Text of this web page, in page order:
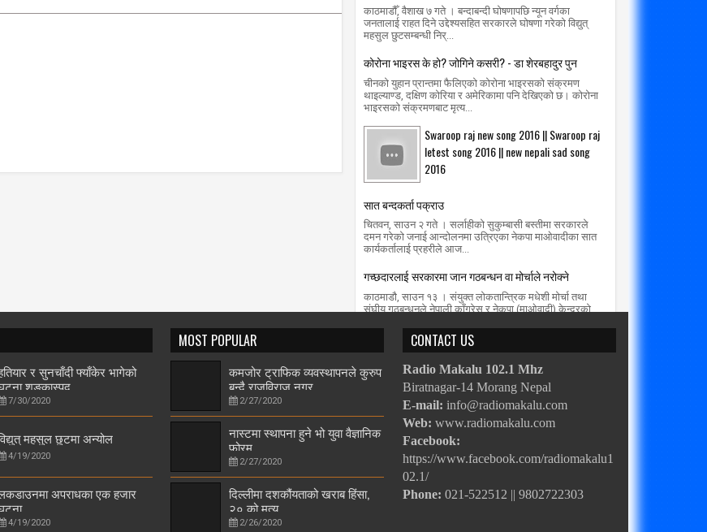
काठमाडौँ, वैशाख ७ गते । बन्दाबन्दी घोषणापछि न्यून वर्गका
जनतालाई राहत दिने उद्देश्यसहित सरकारले घोषणा गरेको विद्युत्
महसुल छुटसम्बन्धी निर्...
कोरोना भाइरस के हो? जोगिने कसरी? - डा शेरबहादुर पुन
चीनको युहान प्रान्तमा फैलिएको कोरोना भाइरसको संक्रमण
थाइल्याण्ड, दक्षिण कोरिया र अमेरिकामा पनि देखिएको छ। कोरोना
भाइरसको संक्रमणबाट मृत्य...
Swaroop raj new song 2016 || Swaroop raj
letest song 2016 || new nepali sad song
2016
सात बन्दकर्ता पक्राउ
चितवन, साउन २ गते । सर्लाहीको सुकुम्बासी बस्तीमा सरकारले
दमन गरेको जनाई आन्दोलनमा उत्रिएका नेकपा माओवादीका सात
कार्यकर्तालाई प्रहरीले आज...
गच्छदारलाई सरकारमा जान गठबन्धन वा मोर्चाले नरोक्ने
काठमाडौ, साउन १३ । संयुक्त लोकतान्त्रिक मधेशी मोर्चा तथा
संघीय गठबन्धनले नेपाली काँग्रेस र नेकपा (माओवादी) केन्द्रको
र सुनचाँदी फ्याँकेर भागेको
शङ्कास्पद
7/30/2020
महसुल छुटमा अन्योल
4/19/2020
अपराधका एक हजार
4/19/2020
MOST POPULAR
कमजोर ट्राफिक व्यवस्थापनले कुरुप
बन्दै राजविराज नगर
2/27/2020
नास्टमा स्थापना हुने भो युवा वैज्ञानिक
फोरम
2/27/2020
दिल्लीमा दशकौंयताको खराब हिंसा,
२० को मृत्यु
2/26/2020
CONTACT US
Radio Makalu 102.1 Mhz
Biratnagar-14 Morang Nepal
E-mail: info@radiomakalu.com
Web: www.radiomakalu.com
Facebook:
https://www.facebook.com/radiomakalu1
02.1/
Phone: 021-522512 || 9802722303